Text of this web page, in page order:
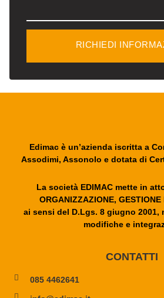
RICHIEDI
Edimac è un’azienda iscritta a
Assodimi, Assonolo e dotata di
La società EDIMAC mette in
ORGANIZZAZIONE,
ai sensi del D.Lgs. 8 giugno 2001,
modifiche e
CONTATTI
085 4462641